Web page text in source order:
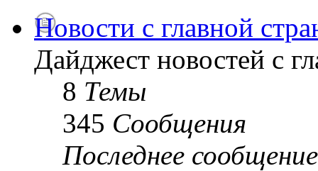
Новости с главной
Дайджест новостей с
8 Темы
345 Сообщения
Последнее сообщение